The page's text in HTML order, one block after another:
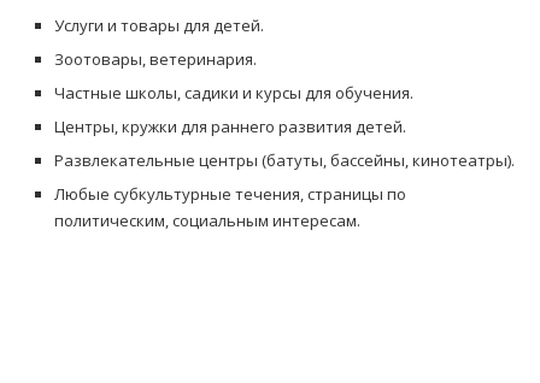
Услуги и товары для детей.
Зоотовары, ветеринария.
Частные школы, садики и курсы для обучения.
Центры, кружки для раннего развития детей.
Развлекательные центры (батуты, бассейны, кинотеатры).
Любые субкультурные течения, страницы по
политическим, социальным интересам.